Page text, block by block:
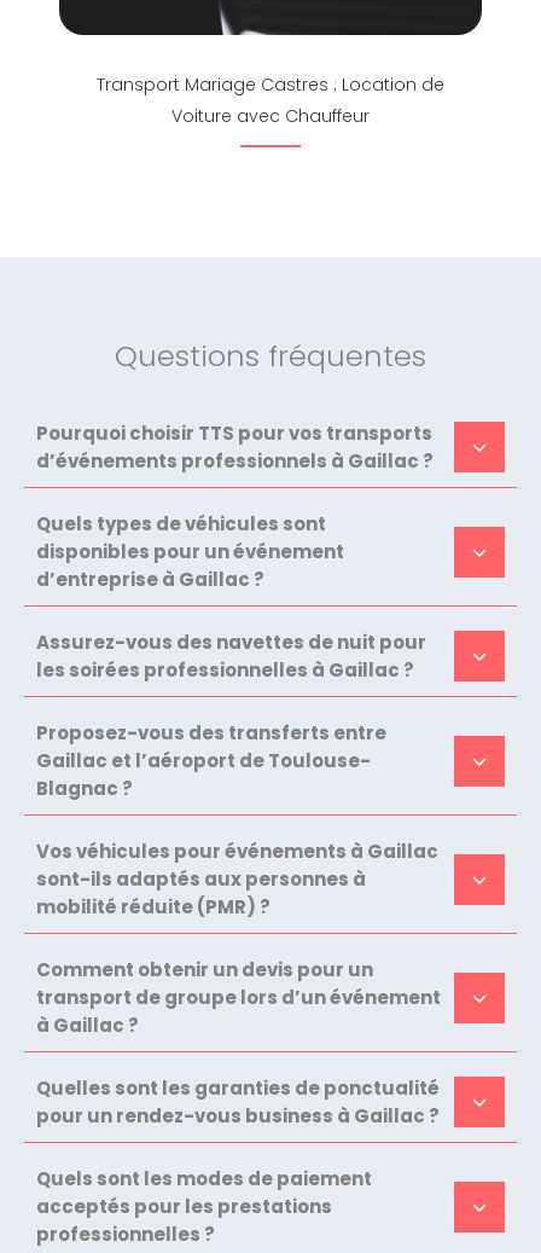
Transport Mariage Castres : Location de
Voiture avec Chauffeur
Questions fréquentes
Pourquoi choisir TTS pour vos transports
d’événements professionnels à Gaillac ?
Quels types de véhicules sont
disponibles pour un événement
d’entreprise à Gaillac ?
Assurez-vous des navettes de nuit pour
les soirées professionnelles à Gaillac ?
Proposez-vous des transferts entre
Gaillac et l’aéroport de Toulouse-
Blagnac ?
Vos véhicules pour événements à Gaillac
sont-ils adaptés aux personnes à
mobilité réduite (PMR) ?
Comment obtenir un devis pour un
transport de groupe lors d’un événement
à Gaillac ?
Quelles sont les garanties de ponctualité
pour un rendez-vous business à Gaillac ?
Quels sont les modes de paiement
acceptés pour les prestations
professionnelles ?